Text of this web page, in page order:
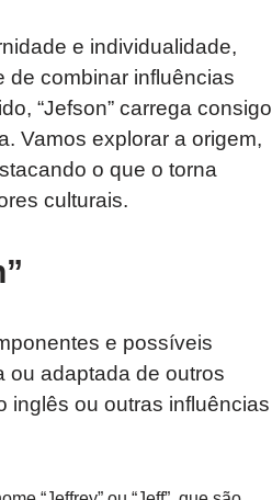
e individualidade,
de combinar influências
“Jefson” carrega consigo
Vamos explorar a origem,
o que o torna
culturais.
e possíveis
ou adaptada de outros
inglês ou outras influências